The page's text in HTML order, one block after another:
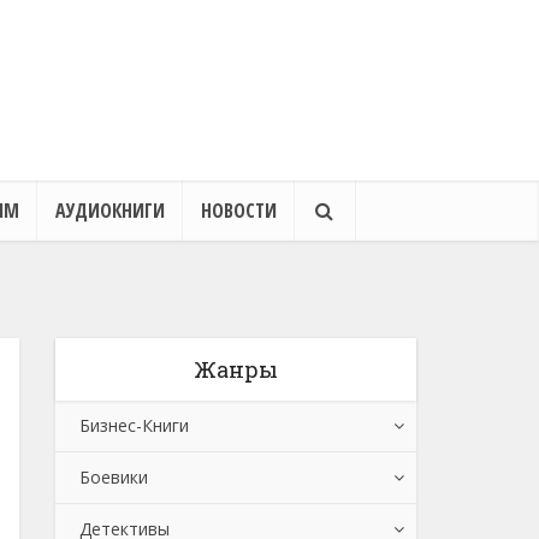
АУДИОКНИГИ НОВОСТИ
Жанры
Бизнес-Книги
Банковское дело
Бухучет, налогообложение, аудит
Боевики
Боевики: Прочее
Детективы